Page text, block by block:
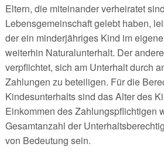
Eltern, die miteinander verheiratet
Lebensgemeinschaft gelebt haben,
der ein minderjähriges Kind im
weiterhin Naturalunterhalt. Der
verpflichtet, sich am Unterhalt durch
Zahlungen zu beteiligen. Für die
Kindesunterhalts sind das Alter des
Einkommen des Zahlungspflichtigen
Gesamtanzahl der
von Bedeutung sein.